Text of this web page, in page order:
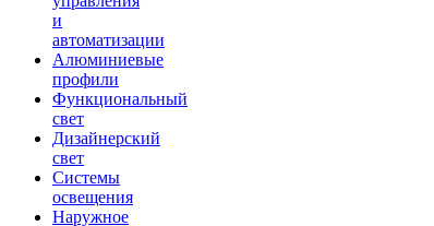
и
автоматизации
Алюминиевые
профили
Функциональный
свет
Дизайнерский
свет
Системы
освещения
Наружное